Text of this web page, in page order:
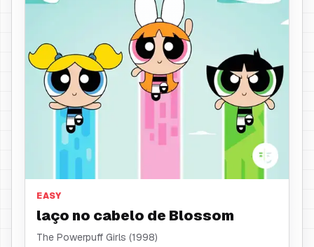
laço no cabelo
EASY
laço no cabelo de Blossom
The Powerpuff Girls (1998)